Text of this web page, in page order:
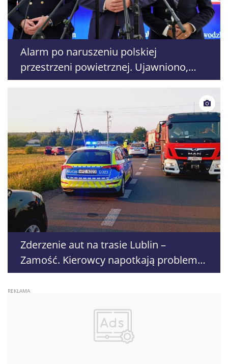
Alarm po naruszeniu polskiej
przestrzeni powietrznej. Ujawniono,
gdzie nie uruchomiono syren
Zderzenie aut na trasie Lublin –
Zamość. Kierowcy napotkają problemy
z przejazdem